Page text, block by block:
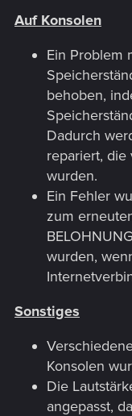
Auf Konsolen
Ein Problem
behoben,
Dadurch
repariert, die
wurden.
Ein Fehler
zum
wurden,
Sonstiges
Konsolen
Die
angepasst,